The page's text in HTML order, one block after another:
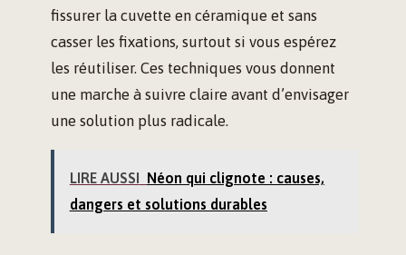
fissurer la cuvette en céramique et sans
casser les fixations, surtout si vous espérez
les réutiliser. Ces techniques vous donnent
une marche à suivre claire avant d’envisager
une solution plus radicale.
LIRE AUSSI Néon qui clignote : causes,
dangers et solutions durables